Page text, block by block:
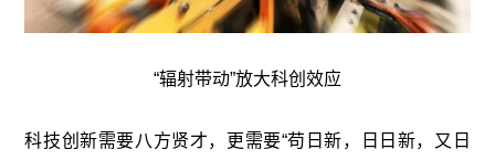
“辐射带动”放大科创效应
科技创新需要八方贤才，更需要“苟日新，日日新，又日